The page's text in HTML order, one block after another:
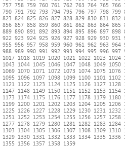
757 758 759 760 761 762 763 764 765 766
790 791 792 793 794 795 796 797 798 799
823 824 825 826 827 828 829 830 831 832
856 857 858 859 860 861 862 863 864 865
889 890 891 892 893 894 895 896 897 898
922 923 924 925 926 927 928 929 930 931
955 956 957 958 959 960 961 962 963 964
988 989 990 991 992 993 994 995 996 997
1017 1018 1019 1020 1021 1022 1023 1024
1043 1044 1045 1046 1047 1048 1049 1050
1069 1070 1071 1072 1073 1074 1075 1076
1095 1096 1097 1098 1099 1100 1101 1102
1121 1122 1123 1124 1125 1126 1127 1128
1147 1148 1149 1150 1151 1152 1153 1154
1173 1174 1175 1176 1177 1178 1179 1180
1199 1200 1201 1202 1203 1204 1205 1206
1225 1226 1227 1228 1229 1230 1231 1232
1251 1252 1253 1254 1255 1256 1257 1258
1277 1278 1279 1280 1281 1282 1283 1284
1303 1304 1305 1306 1307 1308 1309 1310
1329 1330 1331 1332 1333 1334 1335 1336
1355 1356 1357 1358 1359